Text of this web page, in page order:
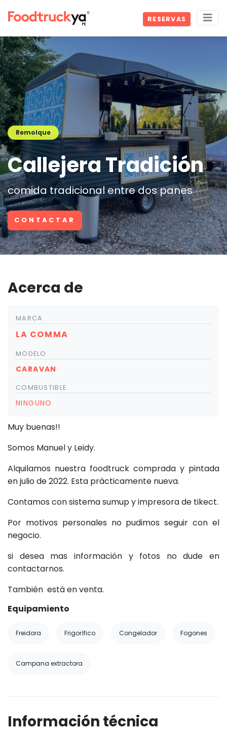
RESERVAS
Remolque
Callejera Tradición
comida tradicional entre dos panes
CONTACTAR
Acerca de
MARCA
LA COMMA
MODELO
CARAVAN
COMBUSTIBLE
NINGUNO
Muy buenas!!
Somos Manuel y Leidy.
Alquilamos nuestra foodtruck comprada y pintada
en julio de 2022. Esta prácticamente nueva.
Contamos con sistema sumup y impresora de tikect.
Por motivos personales no pudimos seguir con el
negocio.
si desea mas información y fotos no dude en
contactarnos.
También está en venta.
Equipamiento
Freidora Frigorífico Congelador Fogones
Campana extractora
Información técnica